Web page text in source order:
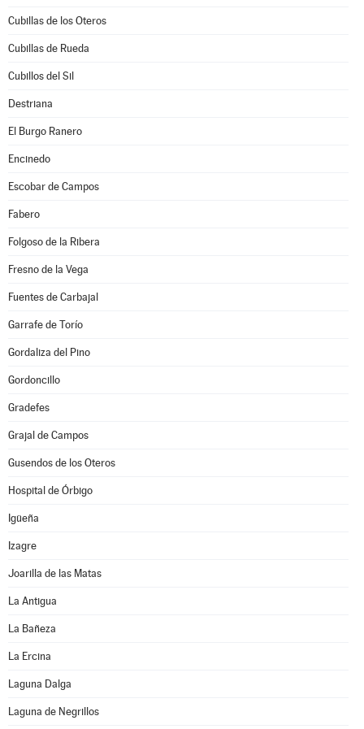
Cubillas de los Oteros
Cubillas de Rueda
Cubillos del Sil
Destriana
El Burgo Ranero
Encinedo
Escobar de Campos
Fabero
Folgoso de la Ribera
Fresno de la Vega
Fuentes de Carbajal
Garrafe de Torío
Gordaliza del Pino
Gordoncillo
Gradefes
Grajal de Campos
Gusendos de los Oteros
Hospital de Órbigo
Igüeña
Izagre
Joarilla de las Matas
La Antigua
La Bañeza
La Ercina
Laguna Dalga
Laguna de Negrillos